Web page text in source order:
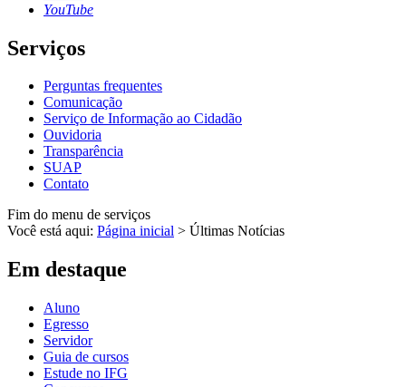
YouTube
Serviços
Perguntas frequentes
Comunicação
Serviço de Informação ao Cidadão
Ouvidoria
Transparência
SUAP
Contato
Fim do menu de serviços
Você está aqui: Página inicial > Últimas Notícias
Em destaque
Aluno
Egresso
Servidor
Guia de cursos
Estude no IFG